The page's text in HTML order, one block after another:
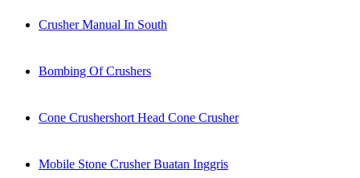
Crusher Manual In South
Bombing Of Crushers
Cone Crushershort Head Cone Crusher
Mobile Stone Crusher Buatan Inggris